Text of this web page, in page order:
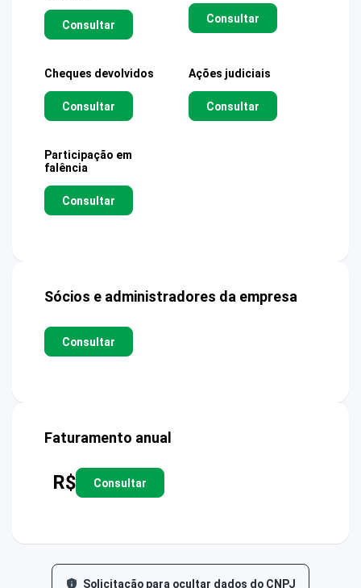
Consultar Consultar
Cheques devolvidos
Consultar
Ações judiciais
Consultar
Participação em
falência
Consultar
Sócios e administradores da empresa
Consultar
Faturamento anual
R$ Consultar
Solicitação para ocultar dados do CNPJ